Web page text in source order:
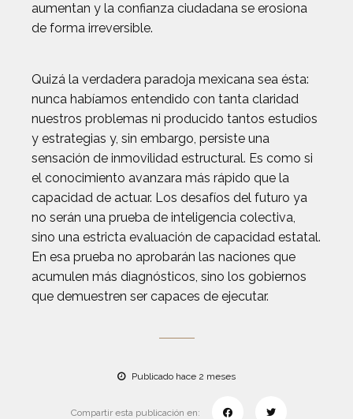
aumentan y la confianza ciudadana se erosiona
de forma irreversible.
Quizá la verdadera paradoja mexicana sea ésta:
nunca habíamos entendido con tanta claridad
nuestros problemas ni producido tantos estudios
y estrategias y, sin embargo, persiste una
sensación de inmovilidad estructural. Es como si
el conocimiento avanzara más rápido que la
capacidad de actuar. Los desafíos del futuro ya
no serán una prueba de inteligencia colectiva,
sino una estricta evaluación de capacidad estatal.
En esa prueba no aprobarán las naciones que
acumulen más diagnósticos, sino los gobiernos
que demuestren ser capaces de ejecutar.
Publicado hace 2 meses
Compartir esta publicación en: